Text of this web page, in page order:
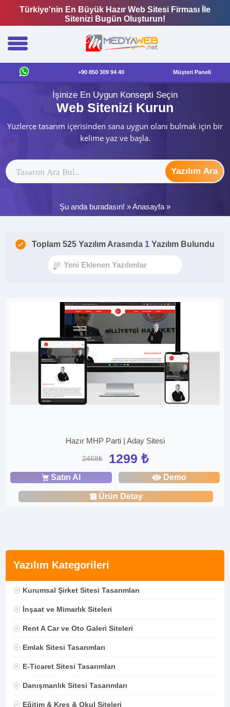
Türkiye'nin En Büyük Hazır Web Sitesi Firması İle
Sitenizi Bugün Oluşturun!
+90 850 309 94 40 Müşteri Paneli
İşinize En Uygun Konsepti Seçin
Web Sitenizi Kurun
Yüzlerce tasarım içerisinden sana uygun olanı bulmak için bir
kelime yaz ve başla.
Yazılım Ara
ytag
Şu anda buradasın! »Anasayfa »
Yazılım Kategorileri
Kurumsal Şirket Sitesi Tasarımları
İnşaat ve Mimarlık Siteleri
Rent A Car ve Oto Galeri Siteleri
Emlak Sitesi Tasarımları
E-Ticaret Sitesi Tasarımları
Danışmanlık Sitesi Tasarımları
Eğitim & Kreş & Okul Siteleri
Toplam 525 Yazılım Arasında 1 Yazılım Bulundu
Hazır MHP Parti | Aday Sitesi
2468₺ 1299 ₺
Satın Al Demo
Ürün Detay